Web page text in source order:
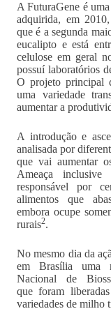
A FuturaGene é
adquirida, em
que é a segunda
eucalipto e está
celulose em geral
possuí laboratórios
O projeto principal
uma variedade
aumentar a
A introdução e
analisada por
que vai aumentar
Ameaça
responsável por
alimentos que
embora ocupe
rurais2.
No mesmo dia da
em Brasília uma
Nacional de
que foram
variedades de milho